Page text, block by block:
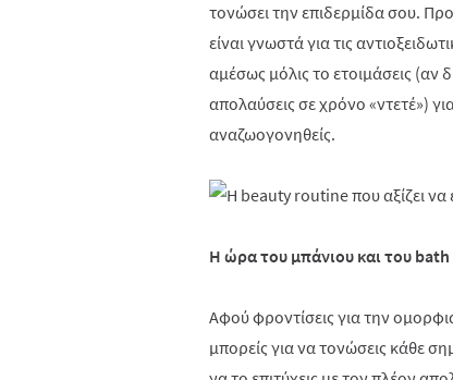
τονώσει την επιδερμίδα σου.
είναι γνωστά για τις
αμέσως μόλις το ετοιμάσεις (αν
απολαύσεις σε χρόνο «ντετέ»)
αναζωογονηθείς.
Η ώρα του μπάνιου και του bath
Αφού φροντίσεις για την
μπορείς για να τονώσεις κάθε